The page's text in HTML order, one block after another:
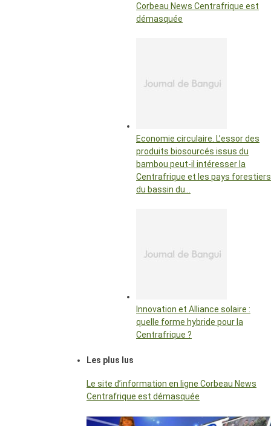
Corbeau News Centrafrique est
démasquée
Economie circulaire. L’essor des
produits biosourcés issus du
bambou peut-il intéresser la
Centrafrique et les pays forestiers
du bassin du…
Innovation et Alliance solaire :
quelle forme hybride pour la
Centrafrique ?
Les plus lus
Le site d’information en ligne Corbeau News
Centrafrique est démasquée